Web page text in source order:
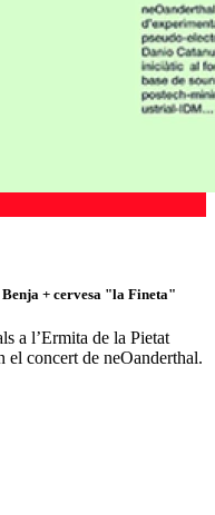
+ cervesa "la Fineta"
a l’Ermita de la Pietat
concert de neOanderthal.